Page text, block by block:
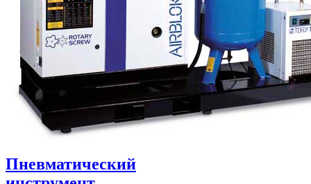
Пневматический